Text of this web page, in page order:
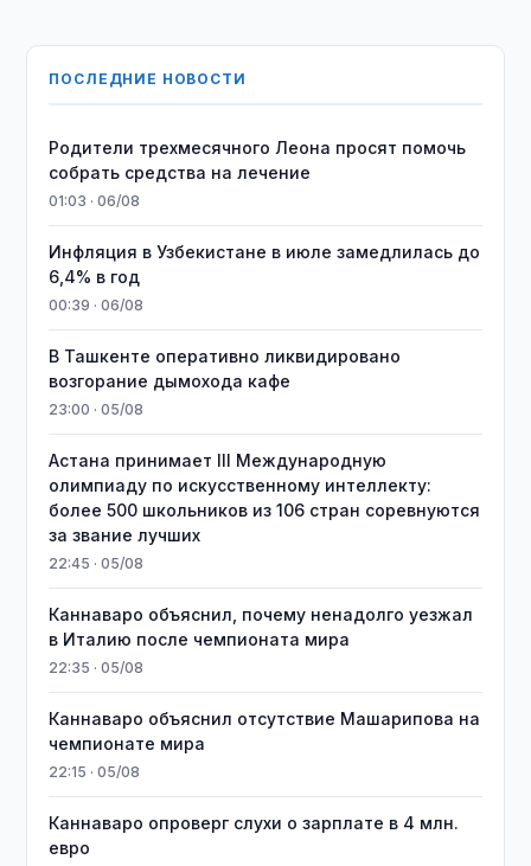
ПОСЛЕДНИЕ НОВОСТИ
Родители трехмесячного Леона просят помочь
собрать средства на лечение
01:03 · 06/08
Инфляция в Узбекистане в июле замедлилась до
6,4% в год
00:39 · 06/08
В Ташкенте оперативно ликвидировано
возгорание дымохода кафе
23:00 · 05/08
Астана принимает III Международную
олимпиаду по искусственному интеллекту:
более 500 школьников из 106 стран соревнуются
за звание лучших
22:45 · 05/08
Каннаваро объяснил, почему ненадолго уезжал
в Италию после чемпионата мира
22:35 · 05/08
Каннаваро объяснил отсутствие Машарипова на
чемпионате мира
22:15 · 05/08
Каннаваро опроверг слухи о зарплате в 4 млн.
евро